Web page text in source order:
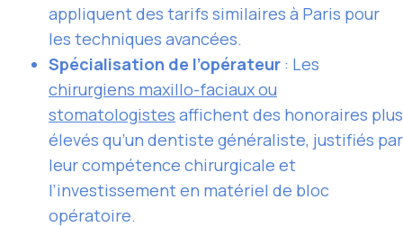
appliquent des tarifs similaires à Paris pour
les techniques avancées.
Spécialisation de l’opérateur : Les
chirurgiens maxillo-faciaux ou
stomatologistes affichent des honoraires plus
élevés qu’un dentiste généraliste, justifiés par
leur compétence chirurgicale et
l’investissement en matériel de bloc
opératoire.